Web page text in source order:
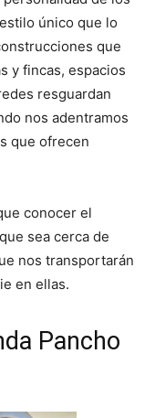
único que lo
que
y fincas, espacios
resguardan
nos adentramos
que ofrecen
conocer el
sea cerca de
nos transportarán
en ellas.
Pancho